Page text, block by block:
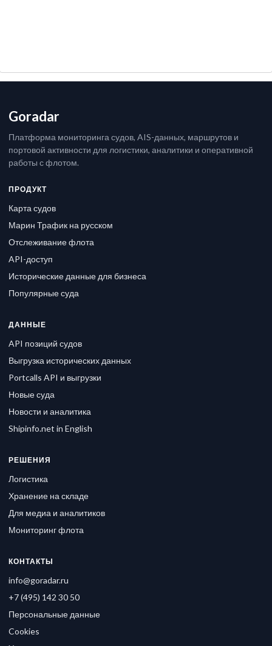
Goradar
Платформа мониторинга судов, AIS-данных, маршрутов и
портовой активности для логистики, аналитики и оперативной
работы с флотом.
ПРОДУКТ
Карта судов
Марин Трафик на русском
Отслеживание флота
API-доступ
Исторические данные для бизнеса
Популярные суда
ДАННЫЕ
API позиций судов
Выгрузка исторических данных
Portcalls API и выгрузки
Новые суда
Новости и аналитика
Shipinfo.net in English
РЕШЕНИЯ
Логистика
Хранение на складе
Для медиа и аналитиков
Мониторинг флота
КОНТАКТЫ
info@goradar.ru
+7 (495) 142 30 50
Персональные данные
Cookies